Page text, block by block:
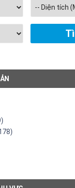
Chọn
diện
tích